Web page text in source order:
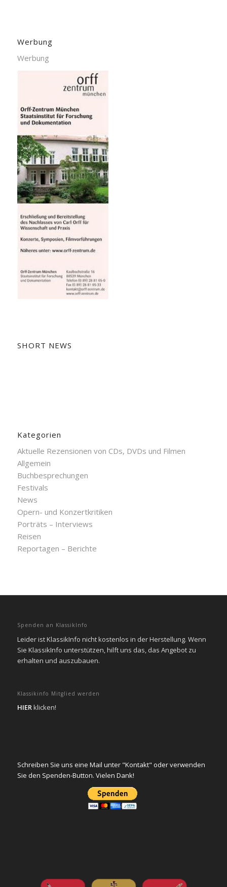
Werbung
Werbung
SHORT NEWS
Kategorien
Aktuelle Rezensionen von CDs, DVDs und Filmen
Allgemein
Buchbesprechungen
Festivals
News
Opern- und Konzertkritiken
Porträts – Interviews
Reisen
Reportagen – Berichte
Spenden an KlassikInfo
Leider ist KlassikInfo nicht kostenlos in der Herstellung. Wenn
Sie KlassikInfo unterstützen, hilft uns das, das Angebot zu
erhalten und auszubauen.
Klassikinfo Mitglied werden
HIERklicken!
Schreiben Sie uns eine Mail unter "Kontakt" oder verwenden
Sie den Spenden-Button. Vielen Dank!